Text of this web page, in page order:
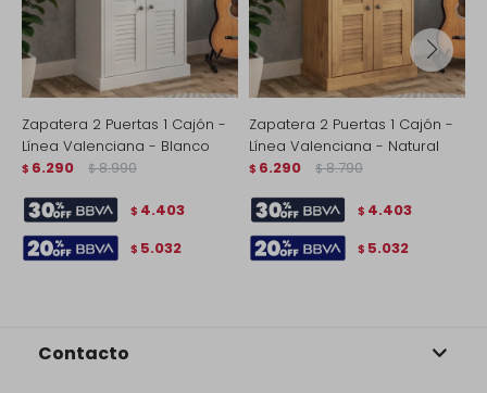
Zapatera 2 Puertas 1 Cajón -
Línea Valenciana - Blanco
$ 6.290 $ 8.990
$ 4.403
$ 5.032
Zapatera 2 Puertas 1 Cajón -
Línea Valenciana - Natural
$ 6.290 $ 8.790
$ 4.403
$ 5.032
Contacto